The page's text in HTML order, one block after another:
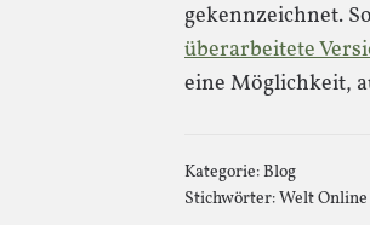
gekennzeichnet.
überarbeitete
eine Möglichkeit,
Kategorie:Blog
Stichwörter:Welt Online